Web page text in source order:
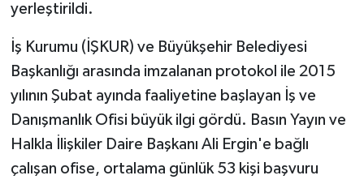
yerleştirildi.
İş Kurumu (İŞKUR) ve Büyükşehir Belediyesi
Başkanlığı arasında imzalanan protokol ile 2015
yılının Şubat ayında faaliyetine başlayan İş ve
Danışmanlık Ofisi büyük ilgi gördü. Basın Yayın ve
Halkla İlişkiler Daire Başkanı Ali Ergin'e bağlı
çalışan ofise, ortalama günlük 53 kişi başvuru